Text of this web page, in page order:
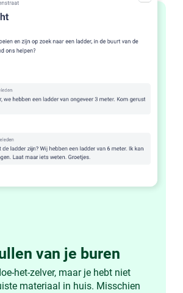
van je buren
het-zelver, maar je hebt niet
materiaal in huis. Misschien